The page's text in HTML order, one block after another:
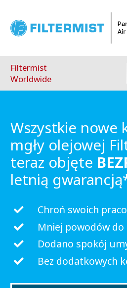
Filtermist
Worldwide
Wszystkie nowe
mgły olejowej
teraz objęte
letnią
Chroń swoich
Mniej powodów
Dodano spokój
Bez dodatkowych